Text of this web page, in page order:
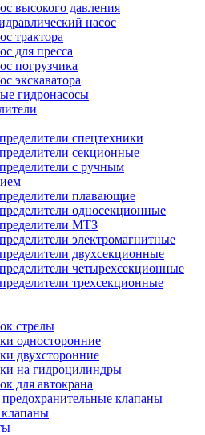
высокого давления
насос
трактора
для пресса
погрузчика
экскаватора
гидронасосы
спецтехники
секционные
с ручным
плавающие
односекционные
МТЗ
электромагнитные
двухсекционные
четырехсекционные
трехсекционные
стрелы
односторонние
двухсторонние
на гидроцилиндры
для автокрана
клапаны